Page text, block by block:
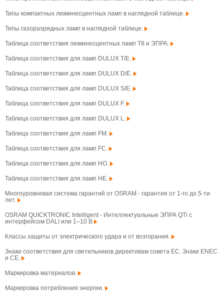
Типы компактных люминесцентных ламп в наглядной таблице.
Типы газоразрядных ламп в наглядной таблице.
Таблица соответствия люминесцентных ламп T8 и ЭПРА.
Таблица соответствия для ламп DULUX T/E.
Таблица соответствия для ламп DULUX D/E.
Таблица соответствия для ламп DULUX S/E.
Таблица соответствия для ламп DULUX F.
Таблица соответствия для ламп DULUX L.
Таблица соответствия для ламп FM.
Таблица соответствия для ламп FC.
Таблица соответствия для ламп HO.
Таблица соответствия для ламп HE.
Многоуровневая система гарантий от OSRAM - гарантия от 1-го до 5-ти
лет.
OSRAM QUICKTRONIC Intelligent - Интеллектуальные ЭПРА QTi с
интерфейсом DALI или 1–10 В
Классы защиты от электрического удара и от возгорания.
Знаки соответствия для светильников директивам совета ЕС. Знаки ENEC
и CE.
Маркировка материалов.
Маркировка потребления энергии.